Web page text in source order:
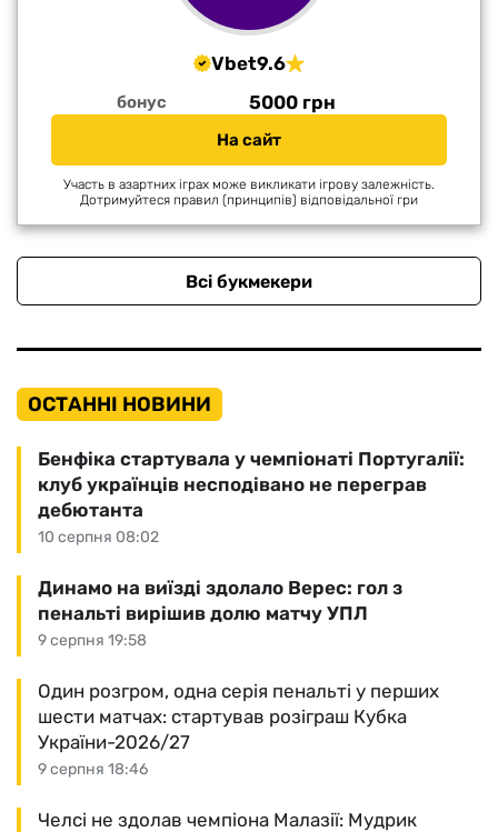
Vbet9.6
бонус 5000 грн
На сайт
Участь в азартних іграх може викликати ігрову залежність.
Дотримуйтеся правил (принципів) відповідальної гри
Всі букмекери
ОСТАННІ НОВИНИ
10 серпня 08:02
Бенфіка стартувала у чемпіонаті Португалії:
клуб українців несподівано не переграв
дебютанта
9 серпня 19:58
Динамо на виїзді здолало Верес: гол з
пенальті вирішив долю матчу УПЛ
9 серпня 18:46
Один розгром, одна серія пенальті у перших
шести матчах: стартував розіграш Кубка
України-2026/27
Челсі не здолав чемпіона Малазії: Мудрик